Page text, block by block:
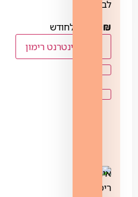
לבחירה
₪
לחודש
לנציג אינטרנט רימון